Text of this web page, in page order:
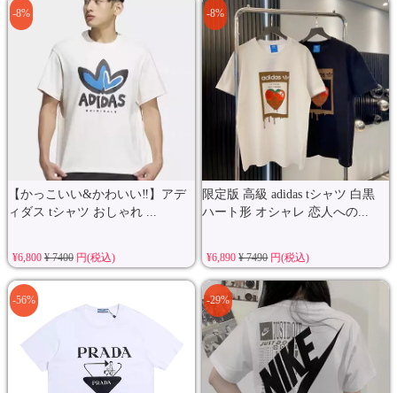
【かっこいい&かわいい‼️】アデ
ィダス tシャツ おしゃれ ...
-8%
¥6,800 ¥ 7400円(税込)
限定版 高級 adidas tシャツ 白黒
ハート形 オシャレ 恋人への...
-8%
¥6,890¥ 7490円(税込)
-56% -29%